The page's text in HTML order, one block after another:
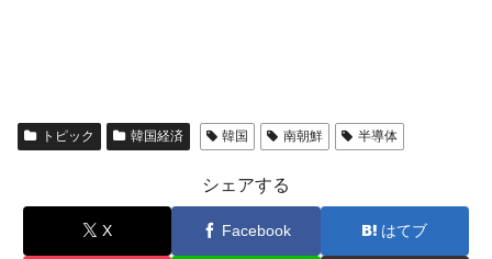
トピック 韓国経済 韓国 南朝鮮 半導体
シェアする
X Facebook はてブ